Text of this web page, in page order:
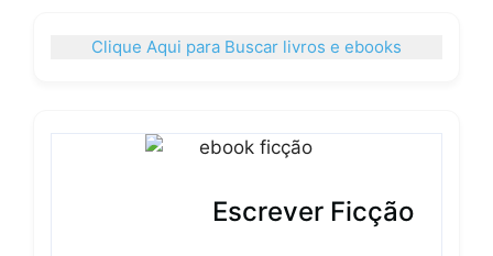
Clique Aqui para Buscar livros e ebooks
Escrever Ficção